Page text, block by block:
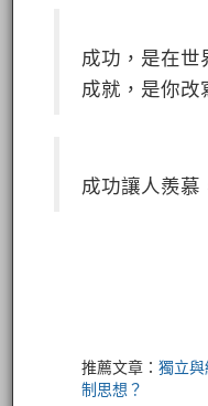
成功，是在世
成就，是你改
成功讓人羨慕
推薦文章：獨立
制思想？